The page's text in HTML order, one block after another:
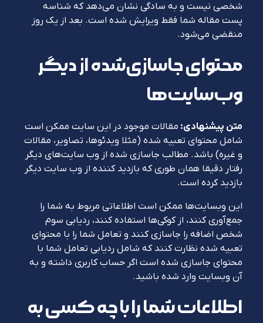
شخصی نیست و به سادگی نشان می‌دهد که شناسه
پست مقاله شما فقط ویرایش شده است. بعد از یک روز
منقضی می‌شود.
محتوای جاسازی‌شده از دیگر
وب‌سایت‌ها
متن پیشنهادی: مقالات موجود در این سایت ممکن است
شامل محتوای تعبیه شده (مثلا ویدئوها، تصاویر، مقالات
و غیره) باشد. مطالب جاسازی شده از وب سایت‌های دیگر
رفتار دقیقا همان طوری که بازدید کننده از وب سایت دیگر
بازدید کرده است.
این وبسایت‌ها ممکن است اطلاعاتی مربوط به شما را
جمع‌آوری کنند، از کوکی‌ها استفاده کنند، ردیابی سوم
شخص اضافه را جاسازی کنند و تعامل شما را با محتوای
تعبیه شده نظارت کنند که شامل ردیابی تعامل شما با
محتوای جاسازی شده است اگر حساب کاربری داشته و به
آن وبسایت وارد شده باشید.
اطلاعات شما را با چه کسی به